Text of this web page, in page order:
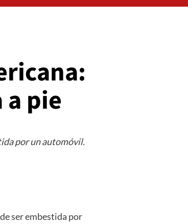
pie
por un automóvil.
ser embestida por